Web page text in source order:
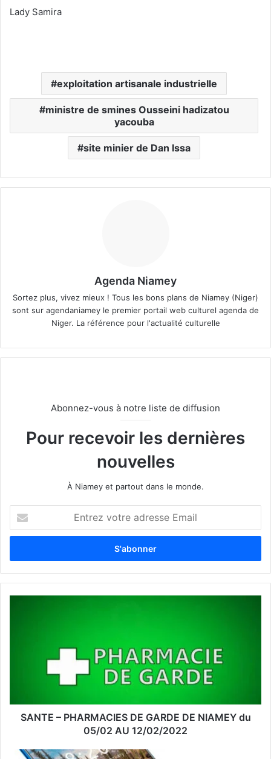
Lady Samira
exploitation artisanale industrielle
ministre de smines Ousseini hadizatou
yacouba
site minier de Dan Issa
Agenda Niamey
Sortez plus, vivez mieux ! Tous les bons plans de Niamey (Niger)
sont sur agendaniamey le premier portail web culturel agenda de
Niger. La référence pour l'actualité culturelle
Abonnez-vous à notre liste de diffusion
Pour recevoir les dernières
nouvelles
À Niamey et partout dans le monde.
t
e
z
SANTE – PHARMACIES DE GARDE DE NIAMEY du
05/02 AU 12/02/2022